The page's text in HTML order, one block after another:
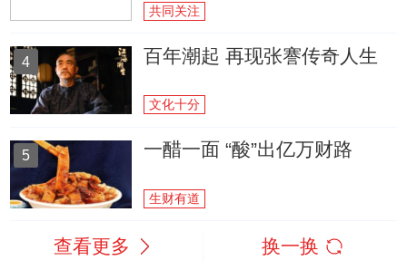
共同关注
4 百年潮起 再现张謇传奇人生
文化十分
5 一醋一面 “酸”出亿万财路
生财有道
查看更多 换一换